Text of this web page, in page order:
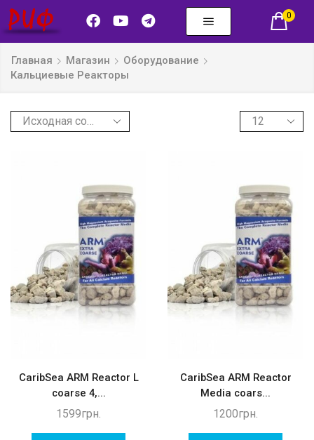
0
Главная Магазин
Оборудование
Кальциевые Реакторы
CaribSea ARM Reactor L
coarse 4,...
1599грн.
CaribSea ARM Reactor
Media coars...
1200грн.